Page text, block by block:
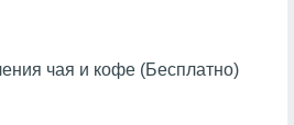
чая и кофе (Бесплатно)